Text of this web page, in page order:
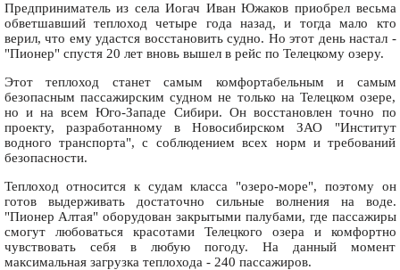
Предприниматель из села Иогач Иван Южаков приобрел весьма
обветшавший теплоход четыре года назад, и тогда мало кто
верил, что ему удастся восстановить судно. Но этот день настал -
"Пионер" спустя 20 лет вновь вышел в рейс по Телецкому озеру.
Этот теплоход станет самым комфортабельным и самым
безопасным пассажирским судном не только на Телецком озере,
но и на всем Юго-Западе Сибири. Он восстановлен точно по
проекту, разработанному в Новосибирском ЗАО "Институт
водного транспорта", с соблюдением всех норм и требований
безопасности.
Теплоход относится к судам класса "озеро-море", поэтому он
готов выдерживать достаточно сильные волнения на воде.
"Пионер Алтая" оборудован закрытыми палубами, где пассажиры
смогут любоваться красотами Телецкого озера и комфортно
чувствовать себя в любую погоду. На данный момент
максимальная загрузка теплохода - 240 пассажиров.